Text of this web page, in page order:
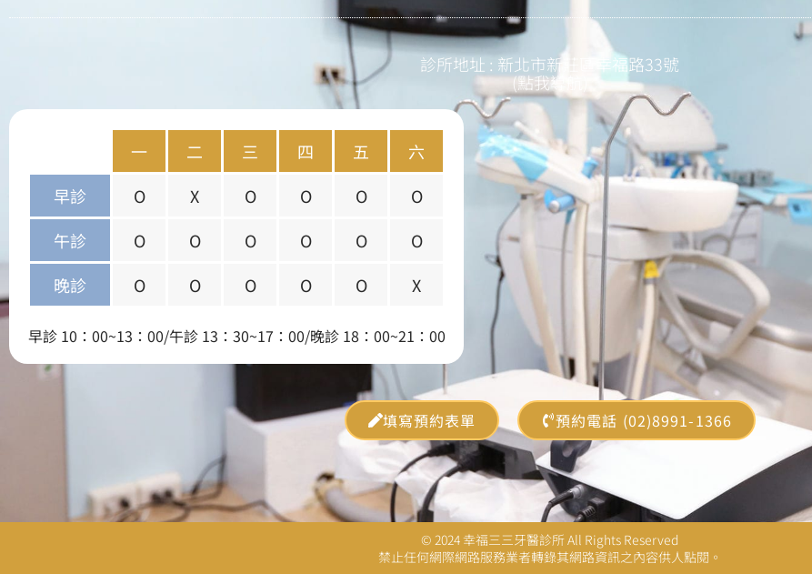
診所地址 : 新北市新莊區幸福路33號
(點我導航)
一 二 三 四 五
六
早診
O X O O O
O
午診
O O O O O
O
晚診
O O O O O X
早診 10：00~13：00/午診 13：30~17：00/晚診 18：00~21：00
填寫預約表單 預約電話 (02)8991-1366
© 2024 幸福三三牙醫診所 All Rights Reserved
禁止任何網際網路服務業者轉錄其網路資訊之內容供人點閱。